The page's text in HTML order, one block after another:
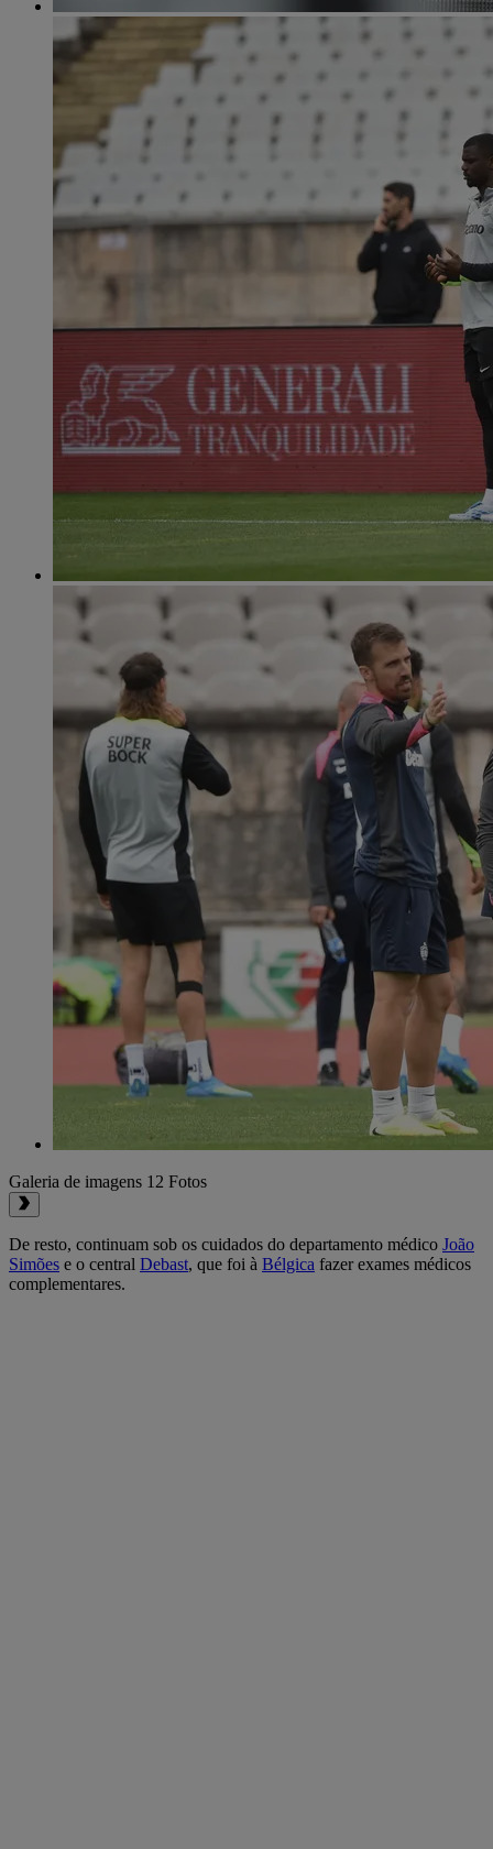
Galeria de imagens 12 Fotos
De resto, continuam sob os cuidados do departamento médico João
Simões e o central Debast, que foi à Bélgica fazer exames médicos
complementares.